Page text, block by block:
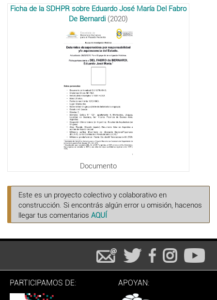
Ficha de la SDHPR sobre Eduardo José María Del Fabro
De Bernardi (2020)
Documento
Este es un proyecto colectivo y colaborativo en
construcción. Si encontrás algún error u omisión, hacenos
llegar tus comentarios AQUÍ
PARTICIPAMOS DE: APOYAN: